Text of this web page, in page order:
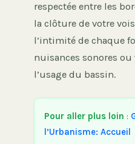
respectée entre les
la clôture de votre
l’intimité de chaque
nuisances sonores ou
l’usage du bassin.
Pour aller plus loin :
l’Urbanisme: Accueil